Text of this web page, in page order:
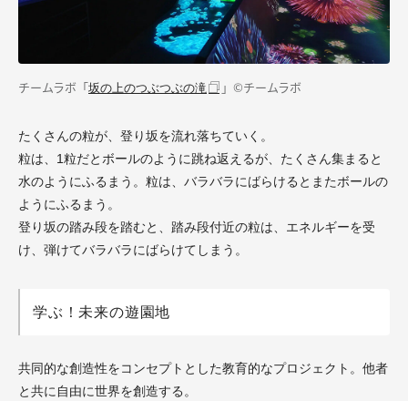
チームラボ「坂の上のつぶつぶの滝 」©チームラボ
たくさんの粒が、登り坂を流れ落ちていく。
粒は、1粒だとボールのように跳ね返えるが、たくさん集まると
水のようにふるまう。粒は、バラバラにばらけるとまたボールの
ようにふるまう。
登り坂の踏み段を踏むと、踏み段付近の粒は、エネルギーを受
け、弾けてバラバラにばらけてしまう。
学ぶ！未来の遊園地
共同的な創造性をコンセプトとした教育的なプロジェクト。他者
と共に自由に世界を創造する。